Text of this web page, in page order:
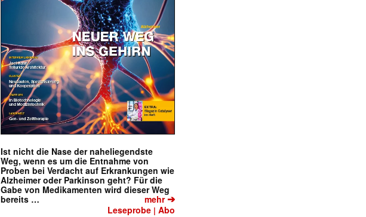
Ist nicht die Nase der naheliegendste
Weg, wenn es um die Entnahme von
Proben bei Verdacht auf Erkrankungen wie
Alzheimer oder Parkinson geht? Für die
Gabe von Medikamenten wird dieser Weg
bereits …
mehr➔
Leseprobe |Abo